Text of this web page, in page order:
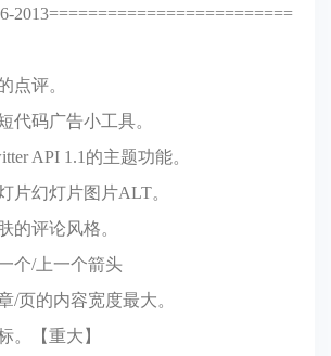
2013=========================
点评。
代码广告小工具。
API 1.1的主题功能。
片幻灯片图片ALT。
的评论风格。
个/上一个箭头
/页的内容宽度最大。
。【重大】